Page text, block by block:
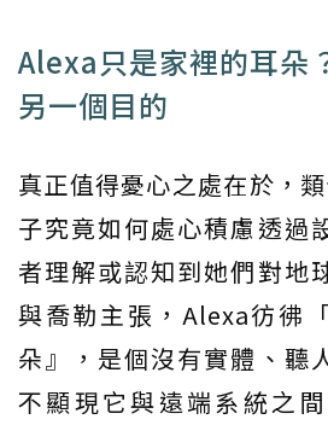
Alexa只是家裡的耳朵
另一個目的
真正值得憂心之處在於，
子究竟如何處心積慮透過
者理解或認知到她們對地
與喬勒主張，Alexa彷彿
朵』，是個沒有實體、聽
不顯現它與遠端系統之